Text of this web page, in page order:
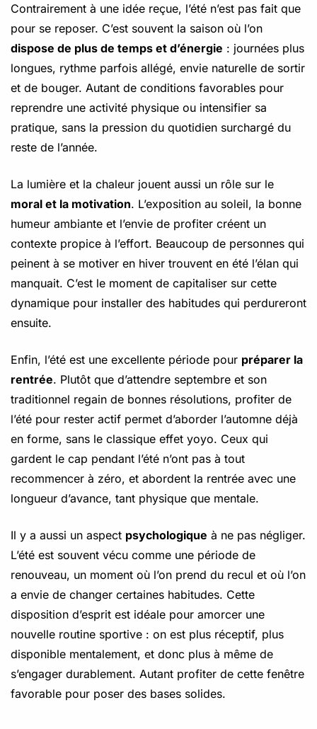
Contrairement à une idée reçue, l’été n’est pas fait que
pour se reposer. C’est souvent la saison où l’on
dispose de plus de temps et d’énergie : journées plus
longues, rythme parfois allégé, envie naturelle de sortir
et de bouger. Autant de conditions favorables pour
reprendre une activité physique ou intensifier sa
pratique, sans la pression du quotidien surchargé du
reste de l’année.
La lumière et la chaleur jouent aussi un rôle sur le
moral et la motivation. L’exposition au soleil, la bonne
humeur ambiante et l’envie de profiter créent un
contexte propice à l’effort. Beaucoup de personnes qui
peinent à se motiver en hiver trouvent en été l’élan qui
manquait. C’est le moment de capitaliser sur cette
dynamique pour installer des habitudes qui perdureront
ensuite.
Enfin, l’été est une excellente période pour préparer la
rentrée. Plutôt que d’attendre septembre et son
traditionnel regain de bonnes résolutions, profiter de
l’été pour rester actif permet d’aborder l’automne déjà
en forme, sans le classique effet yoyo. Ceux qui
gardent le cap pendant l’été n’ont pas à tout
recommencer à zéro, et abordent la rentrée avec une
longueur d’avance, tant physique que mentale.
Il y a aussi un aspect psychologique à ne pas négliger.
L’été est souvent vécu comme une période de
renouveau, un moment où l’on prend du recul et où l’on
a envie de changer certaines habitudes. Cette
disposition d’esprit est idéale pour amorcer une
nouvelle routine sportive : on est plus réceptif, plus
disponible mentalement, et donc plus à même de
s’engager durablement. Autant profiter de cette fenêtre
favorable pour poser des bases solides.